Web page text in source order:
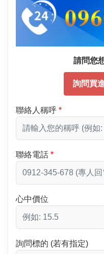
請問您
詢問買
聯絡人稱呼
聯絡電話
心中價位
詢問標的 (若有指定)